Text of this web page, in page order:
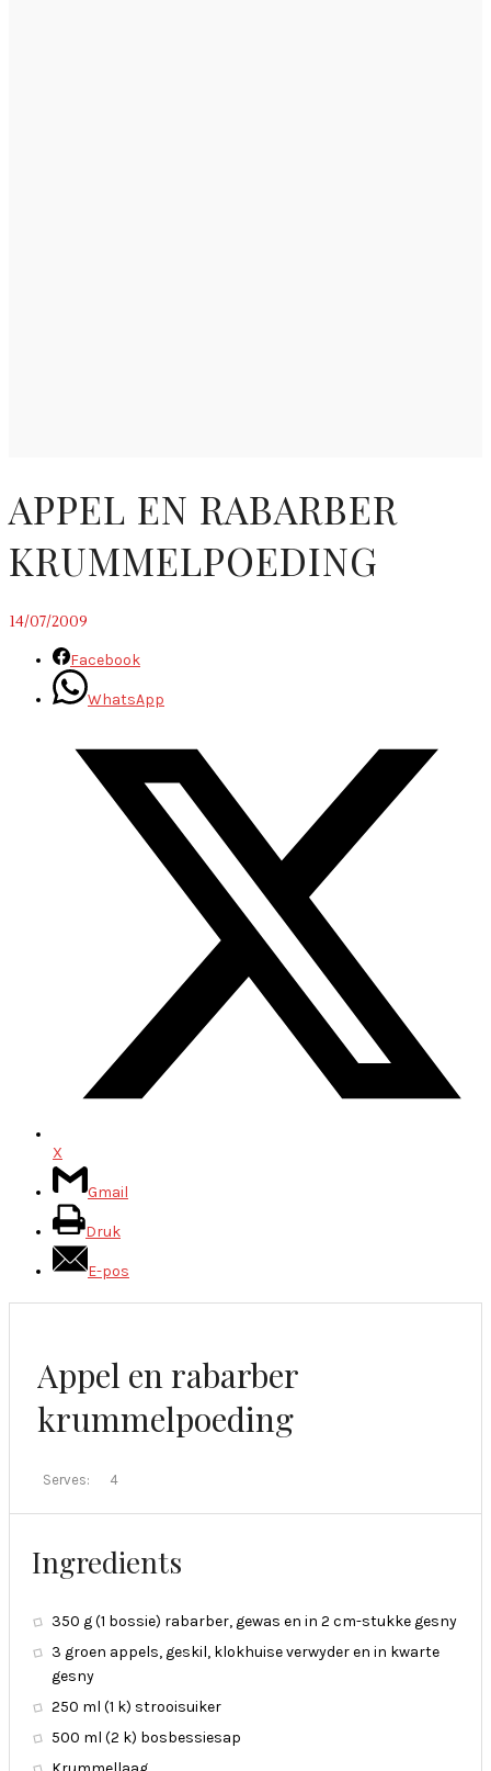
APPEL EN RABARBER
KRUMMELPOEDING
14/07/2009
Facebook
WhatsApp
X
Gmail
Druk
E-pos
Appel en rabarber
krummelpoeding
Serves: 4
Ingredients
350 g (1 bossie) rabarber, gewas en in 2 cm-stukke gesny
3 groen appels, geskil, klokhuise verwyder en in kwarte
gesny
250 ml (1 k) strooisuiker
500 ml (2 k) bosbessiesap